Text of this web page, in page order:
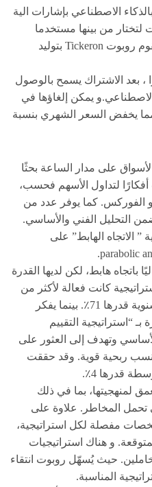
الاصطناعي بإشارات الية
لتختار من بينها مستخدما
التحليل الأساسي و الفني. حيث يقوم روبوت Tickeron بتوليد
الشهرية 90 دولارًا ، بعد الاشتراك يسمح بالوصول
يمكن إلغاؤها في
يخفض السعر الشهري بنسبة
على مدار الساعة بحثًا
لتداول الأسهم فحسب،
الفوركس. كما يوفر عدد من
التحليل الفني والأساسي.
” الاتجاه الهابط” على
باتجاه هابط، لكن لديها القدرة
كانت فعالة لأكثر من
خمس سنوات وحققت مكاسب سنوية قدرها 71٪. بينما يفكر
بـ “استراتيجية التقييم
وتهدف إلى العثور على
ربحية قوية. وقد حققت
قدرها 4٪.
لمنهجيتها، بما في ذلك
تحمل المخاطر. علاوة على
مفصلة لكل استراتيجية،
و هناك استراتيجيات
حيث يُسهّل روبوت انتقاء